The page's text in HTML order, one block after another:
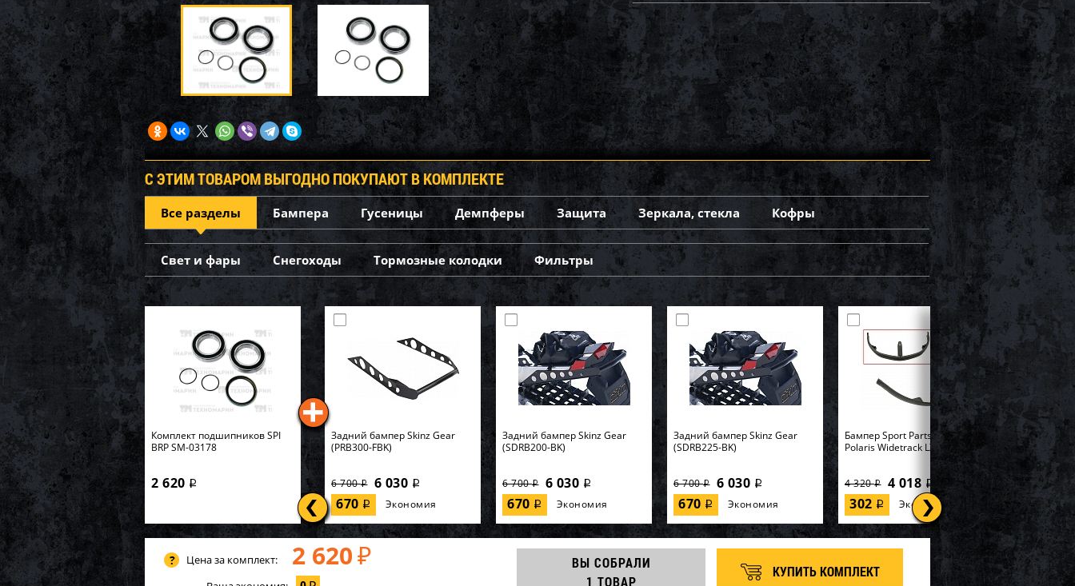
С ЭТИМ ТОВАРОМ ВЫГОДНО ПОКУПАЮТ В КОМПЛЕКТЕ
Все разделы Бампера Гусеницы Демпферы Защита Зеркала, стекла Кофры
Свет и фары Снегоходы Тормозные колодки Фильтры
Комплект подшипников SPI
BRP SM-03178
2 620 i
Задний бампер Skinz Gear
(PRB300-FBK)
6 700i 6 030 i
670 i Экономия
Задний бампер Skinz Gear
(SDRB200-BK)
6 700i 6 030 i
670 i Экономия
Задний бампер Skinz Gear
(SDRB225-BK)
6 700i 6 030 i
670 i Экономия
Бампер Sport Parts Inc. для
Polaris Widetrack LX SM-12358
4 320i 4 018 i
302 i Экономия
Цена за комплект: 2 620 ₽
ВЫ СОБРАЛИ
1 ТОВАР
КУПИТЬ КОМПЛЕКТ